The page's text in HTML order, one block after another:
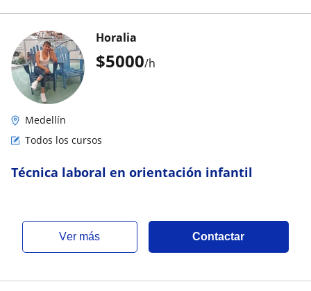
$5000/h
Horalia
Medellín
Todos los cursos
Técnica laboral en orientación infantil
ver más Contactar